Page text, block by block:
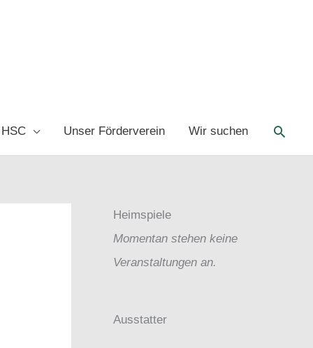
Unser Förderverein Wir suchen
Heimspiele
Momentan stehen keine
Veranstaltungen an.
Ausstatter